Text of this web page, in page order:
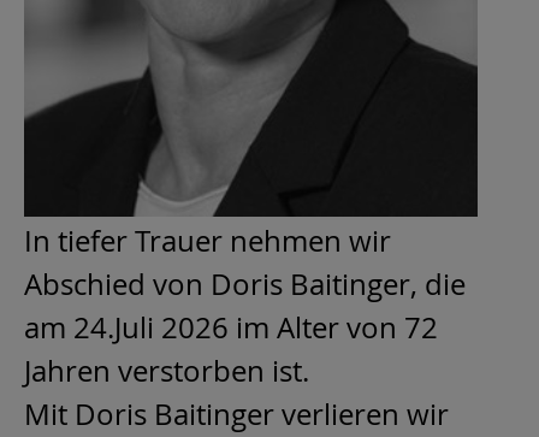
In tiefer Trauer nehmen wir
Abschied von Doris Baitinger, die
am 24.Juli 2026 im Alter von 72
Jahren verstorben ist.
Mit Doris Baitinger verlieren wir